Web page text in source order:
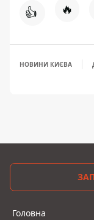
👍 🔥
НОВИНИ КИЄВА
Головна